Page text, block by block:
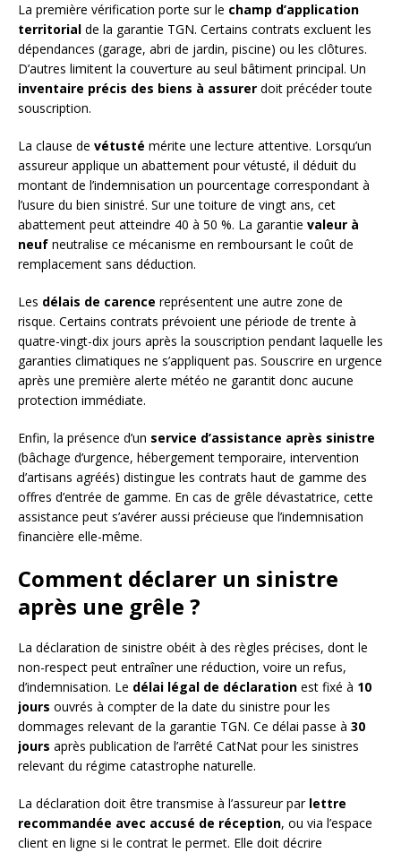
La première vérification porte sur le champ d’application
territorial de la garantie TGN. Certains contrats excluent les
dépendances (garage, abri de jardin, piscine) ou les clôtures.
D’autres limitent la couverture au seul bâtiment principal. Un
inventaire précis des biens à assurer doit précéder toute
souscription.
La clause de vétusté mérite une lecture attentive. Lorsqu’un
assureur applique un abattement pour vétusté, il déduit du
montant de l’indemnisation un pourcentage correspondant à
l’usure du bien sinistré. Sur une toiture de vingt ans, cet
abattement peut atteindre 40 à 50 %. La garantie valeur à
neuf neutralise ce mécanisme en remboursant le coût de
remplacement sans déduction.
Les délais de carence représentent une autre zone de
risque. Certains contrats prévoient une période de trente à
quatre-vingt-dix jours après la souscription pendant laquelle les
garanties climatiques ne s’appliquent pas. Souscrire en urgence
après une première alerte météo ne garantit donc aucune
protection immédiate.
Enfin, la présence d’un service d’assistance après sinistre
(bâchage d’urgence, hébergement temporaire, intervention
d’artisans agréés) distingue les contrats haut de gamme des
offres d’entrée de gamme. En cas de grêle dévastatrice, cette
assistance peut s’avérer aussi précieuse que l’indemnisation
financière elle-même.
Comment déclarer un sinistre
après une grêle ?
La déclaration de sinistre obéit à des règles précises, dont le
non-respect peut entraîner une réduction, voire un refus,
d’indemnisation. Le délai légal de déclaration est fixé à 10
jours ouvrés à compter de la date du sinistre pour les
dommages relevant de la garantie TGN. Ce délai passe à 30
jours après publication de l’arrêté CatNat pour les sinistres
relevant du régime catastrophe naturelle.
La déclaration doit être transmise à l’assureur par lettre
recommandée avec accusé de réception, ou via l’espace
client en ligne si le contrat le permet. Elle doit décrire